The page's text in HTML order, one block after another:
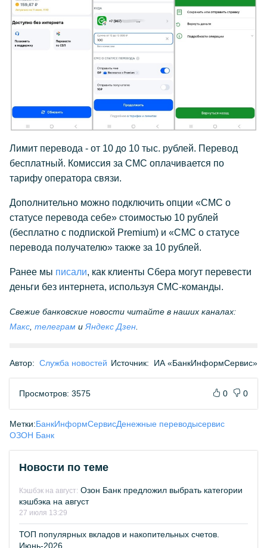
Лимит перевода - от 10 до 10 тыс. рублей. Перевод
бесплатный. Комиссия за СМС оплачивается по
тарифу оператора связи.
Дополнительно можно подключить опции «СМС о
статусе перевода себе» стоимостью 10 рублей
(бесплатно с подпиской Premium) и «СМС о статусе
перевода получателю» также за 10 рублей.
Ранее мы писали, как клиенты Сбера могут перевести
деньги без интернета, используя СМС-команды.
Свежие банковские новости читайте в наших каналах:
Макс телеграм и Яндекс Дзен
Автор: Служба новостей Источник: ИА «БанкИнформСервис»
Просмотров: 3575 0 0
Метки:БанкИнформСервисДенежные переводысервис
ОЗОН Банк
Новости по теме
Кэшбэк на август: Озон Банк предложил выбрать категории
кэшбэка на август
27 июля 13:29
ТОП популярных вкладов и накопительных счетов.
Июнь-2026